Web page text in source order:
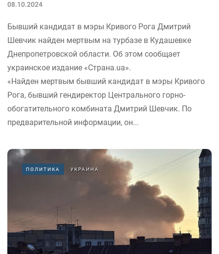
08.10.2024
Бывший кандидат в мэры Кривого Рога Дмитрий
Шевчик найден мертвым на турбазе в Кудашевке
Днепропетровской области. Об этом сообщает
украинское издание «Страна.ua».
«Найден мертвым бывший кандидат в мэры Кривого
Рога, бывший гендиректор Центрального горно-
обогатительного комбината Дмитрий Шевчик. По
предварительной информации, он...
ПОЛИТИКА УКРАИНА